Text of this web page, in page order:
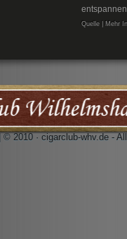
Quelle | Mehr
| © 2010 · cigarclub-whv.de -